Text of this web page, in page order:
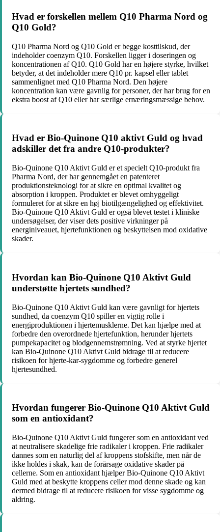
Hvad er forskellen mellem Q10 Pharma Nord og
Q10 Gold?
Q10 Pharma Nord og Q10 Gold er begge kosttilskud, der
indeholder coenzym Q10. Forskellen ligger i doseringen og
koncentrationen af Q10. Q10 Gold har en højere styrke, hvilket
betyder, at det indeholder mere Q10 pr. kapsel eller tablet
sammenlignet med Q10 Pharma Nord. Den højere
koncentration kan være gavnlig for personer, der har brug for en
ekstra boost af Q10 eller har særlige ernæringsmæssige behov.
Hvad er Bio-Quinone Q10 aktivt Guld og hvad
adskiller det fra andre Q10-produkter?
Bio-Quinone Q10 Aktivt Guld er et specielt Q10-produkt fra
Pharma Nord, der har gennemgået en patenteret
produktionsteknologi for at sikre en optimal kvalitet og
absorption i kroppen. Produktet er blevet omhyggeligt
formuleret for at sikre en høj biotilgængelighed og effektivitet.
Bio-Quinone Q10 Aktivt Guld er også blevet testet i kliniske
undersøgelser, der viser dets positive virkninger på
energiniveauet, hjertefunktionen og beskyttelsen mod oxidative
skader.
Hvordan kan Bio-Quinone Q10 Aktivt Guld
understøtte hjertets sundhed?
Bio-Quinone Q10 Aktivt Guld kan være gavnligt for hjertets
sundhed, da coenzym Q10 spiller en vigtig rolle i
energiproduktionen i hjertemusklerne. Det kan hjælpe med at
forbedre den overordnede hjertefunktion, herunder hjertets
pumpekapacitet og blodgennemstrømning. Ved at styrke hjertet
kan Bio-Quinone Q10 Aktivt Guld bidrage til at reducere
risikoen for hjerte-kar-sygdomme og forbedre generel
hjertesundhed.
Hvordan fungerer Bio-Quinone Q10 Aktivt Guld
som en antioxidant?
Bio-Quinone Q10 Aktivt Guld fungerer som en antioxidant ved
at neutralisere skadelige frie radikaler i kroppen. Frie radikaler
dannes som en naturlig del af kroppens stofskifte, men når de
ikke holdes i skak, kan de forårsage oxidative skader på
cellerne. Som en antioxidant hjælper Bio-Quinone Q10 Aktivt
Guld med at beskytte kroppens celler mod denne skade og kan
dermed bidrage til at reducere risikoen for visse sygdomme og
aldring.